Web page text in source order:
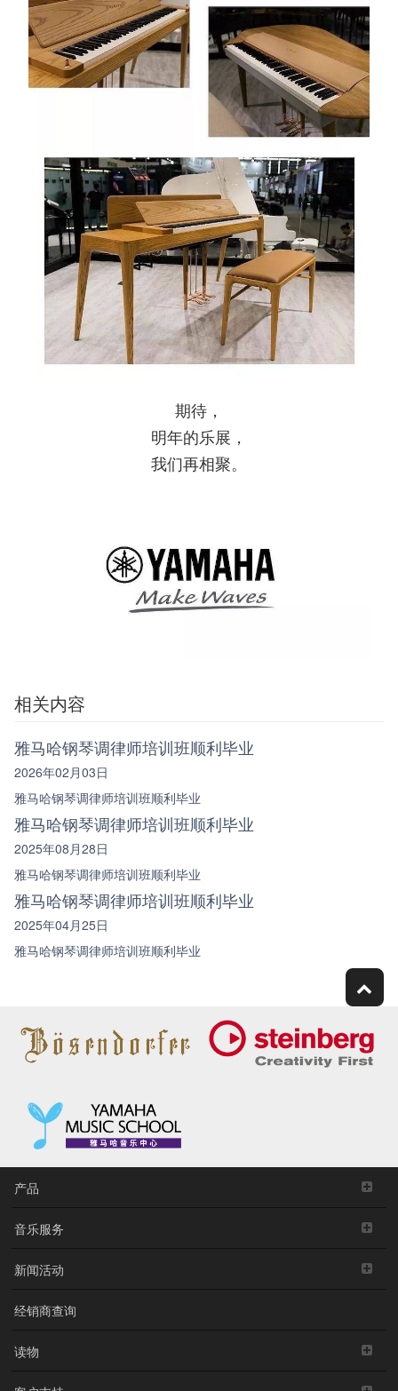
期待，
明年的乐展，
我们再相聚。
相关内容
雅马哈钢琴调律师培训班顺利毕业
2026年02月03日
雅马哈钢琴调律师培训班顺利毕业
雅马哈钢琴调律师培训班顺利毕业
2025年08月28日
雅马哈钢琴调律师培训班顺利毕业
雅马哈钢琴调律师培训班顺利毕业
2025年04月25日
雅马哈钢琴调律师培训班顺利毕业
产品
音乐服务
新闻活动
经销商查询
读物